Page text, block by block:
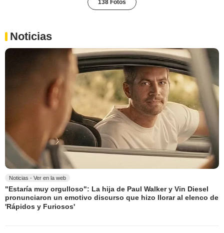
138 Fotos
Noticias
Noticias - Ver en la web
"Estaría muy orgulloso": La hija de Paul Walker y Vin Diesel
pronunciaron un emotivo discurso que hizo llorar al elenco de
'Rápidos y Furiosos'